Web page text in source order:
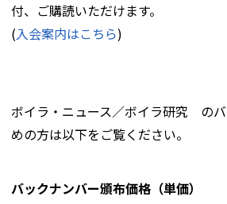
付、ご購読いただけます。
(入会案内はこちら)
ボイラ・ニュース／ボイラ研究 の
めの方は以下をご覧ください。
バックナンバー頒布価格（単価）